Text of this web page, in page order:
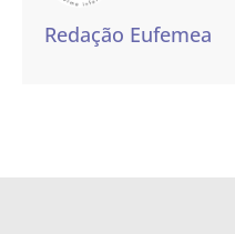
Redação Eufemea